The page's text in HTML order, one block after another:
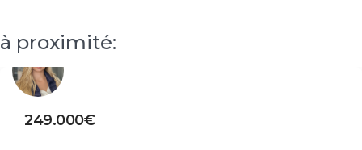
à proximité:
249.000€